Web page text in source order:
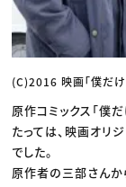
(C)2016 映画「僕だ
原作コミックス「僕
たっては、映画オリ
でした。
原作者の三部さんか